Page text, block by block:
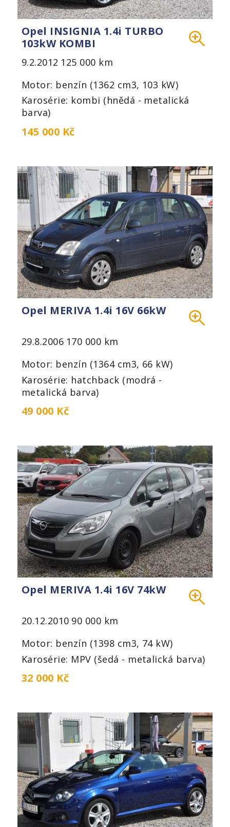
Opel INSIGNIA 1.4i TURBO
103kW KOMBI
9.2.2012 125 000 km
Motor: benzín (1362 cm3, 103 kW)
Karosérie: kombi (hnědá - metalická
barva)
145 000 Kč
Opel MERIVA 1.4i 16V 66kW
29.8.2006 170 000 km
Motor: benzín (1364 cm3, 66 kW)
Karosérie: hatchback (modrá -
metalická barva)
49 000 Kč
Opel MERIVA 1.4i 16V 74kW
20.12.2010 90 000 km
Motor: benzín (1398 cm3, 74 kW)
Karosérie: MPV (šedá - metalická barva)
32 000 Kč